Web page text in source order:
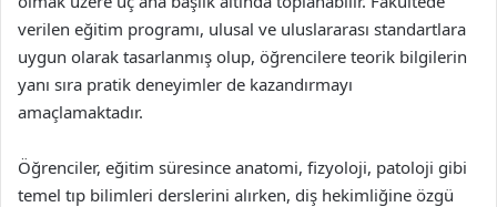
verilen eğitim programı, ulusal ve uluslararası standartlara
uygun olarak tasarlanmış olup, öğrencilere teorik bilgilerin
yanı sıra pratik deneyimler de kazandırmayı
amaçlamaktadır.
Öğrenciler, eğitim süresince anatomi, fizyoloji, patoloji gibi
temel tıp bilimleri derslerini alırken, diş hekimliğine özgü